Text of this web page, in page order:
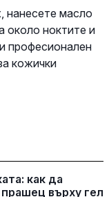
нанесете масло
около ноктите и
професионален
кожички
как да
върху гел